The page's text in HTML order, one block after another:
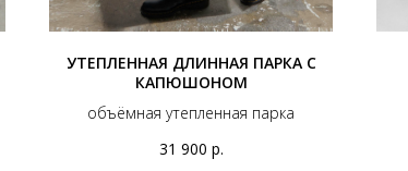
УТЕПЛЕННАЯ ДЛИННАЯ ПАРКА С
КАПЮШОНОМ
объёмная утепленная парка
31 900 р.